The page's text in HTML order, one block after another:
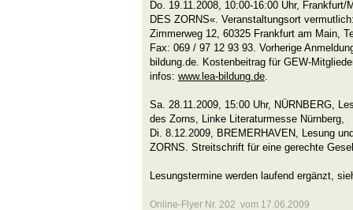
Do. 19.11.2008, 10:00-16:00 Uhr,
DES ZORNS«. Veranstaltungsort
Zimmerweg 12, 60325 Frankfurt am Main,
Fax: 069 / 97 12 93 93. Vorherige
bildung.de. Kostenbeitrag für GEW-
infos: www.lea-bildung.de.
Sa. 28.11.2009, 15:00 Uhr, NÜRNBERG,
des Zorns, Linke Literaturmesse Nürnberg,
Di. 8.12.2009, BREMERHAVEN, Lesung
ZORNS. Streitschrift für eine gerechte
Lesungstermine werden laufend ergänzt,
Online-Flyer Nr. 202 vom 17.06.2009